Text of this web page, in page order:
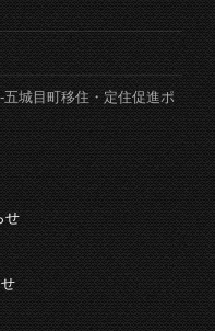
城目町移住・定住促進ポ
せ